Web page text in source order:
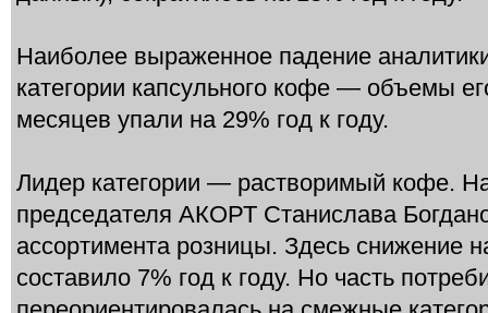
Наиболее выраженное падение
категории капсульного кофе — объемы
месяцев упали на 29% год к году.
Лидер категории — растворимый кофе.
председателя АКОРТ Станислава
ассортимента розницы. Здесь снижение
составило 7% год к году. Но часть